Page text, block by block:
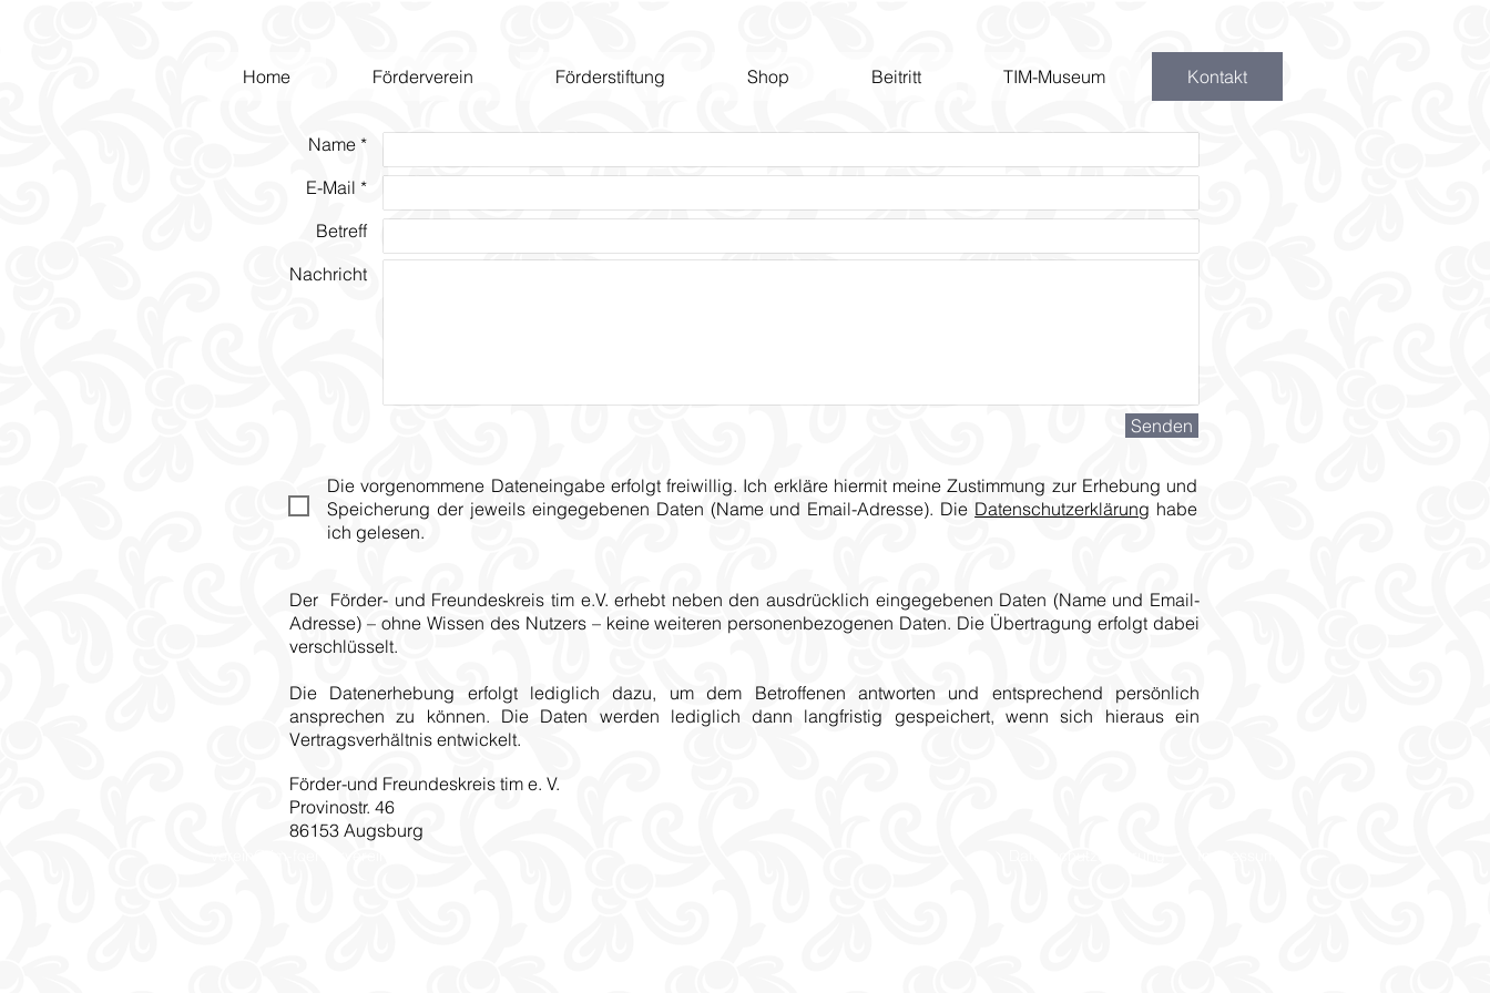
Home Förderverein Förderstiftung Shop Beitritt TIM-Museum Kontakt
Name *
E-Mail *
Betreff
Nachricht
Senden
Die vorgenommene Dateneingabe erfolgt freiwillig. Ich erkläre hiermit meine Zustimmung zur Erhebung und
Speicherung der jeweils eingegebenen Daten (Name und Email-Adresse). Die Datenschutzerklärung habe
ich gelesen.
Der Förder- und Freundeskreis tim e.V. erhebt neben den ausdrücklich eingegebenen Daten (Name und Email-
Adresse) – ohne Wissen des Nutzers – keine weiteren personenbezogenen Daten. Die Übertragung erfolgt dabei
verschlüsselt.
Die Datenerhebung erfolgt lediglich dazu, um dem Betroffenen antworten und entsprechend persönlich
ansprechen zu können. Die Daten werden lediglich dann langfristig gespeichert, wenn sich hieraus ein
Vertragsverhältnis entwickelt.
Förder-und Freundeskreis tim e. V.
Provinostr. 46
86153 Augsburg